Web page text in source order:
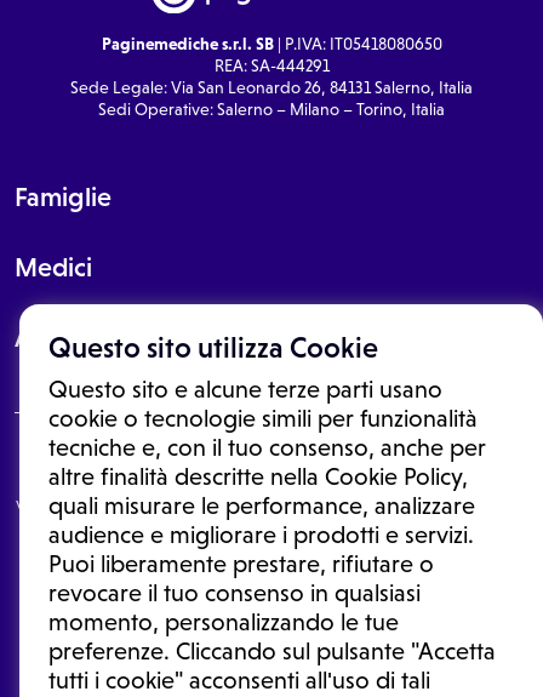
Questo sito utilizza Cookie
Questo sito e alcune terze parti usano
cookie o tecnologie simili per funzionalità
tecniche e, con il tuo consenso, anche per
altre finalità descritte nella Cookie Policy,
quali misurare le performance, analizzare
audience e migliorare i prodotti e servizi.
Puoi liberamente prestare, rifiutare o
revocare il tuo consenso in qualsiasi
momento, personalizzando le tue
preferenze. Cliccando sul pulsante "Accetta
tutti i cookie" acconsenti all'uso di tali
Paginemediche s.r.l. SB| P.IVA: IT05418080650
REA: SA-444291
Sede Legale: Via San Leonardo 26, 84131 Salerno, Italia
Sedi Operative: Salerno – Milano – Torino, Italia
Famiglie
Medici
About
Le informazioni proposte in questo sito non sono un consulto medico.
In nessun caso, queste informazioni sostituiscono un consulto, una
visita o una diagnosi formulata dal medico. Non si devono considerare
le informazioni disponibili come suggerimenti per la formulazione di
una diagnosi, la determinazione di un trattamento o l'assunzione o
sospensione di un farmaco senza prima consultare un medico di
medicina generale o uno specialista.
Condizioni di utilizzo|Privacy Policy |Gestione cookie
Ⓒ 2025 | Tutti i diritti riservati.